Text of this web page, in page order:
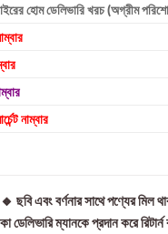
হোম ডেলিভারি খরচ (অগ্রীম
নাম্বার
🔸 ছবি এবং বর্ণনার সাথে পণ্যের মিল
ডেলিভারি ম্যানকে প্রদান করে